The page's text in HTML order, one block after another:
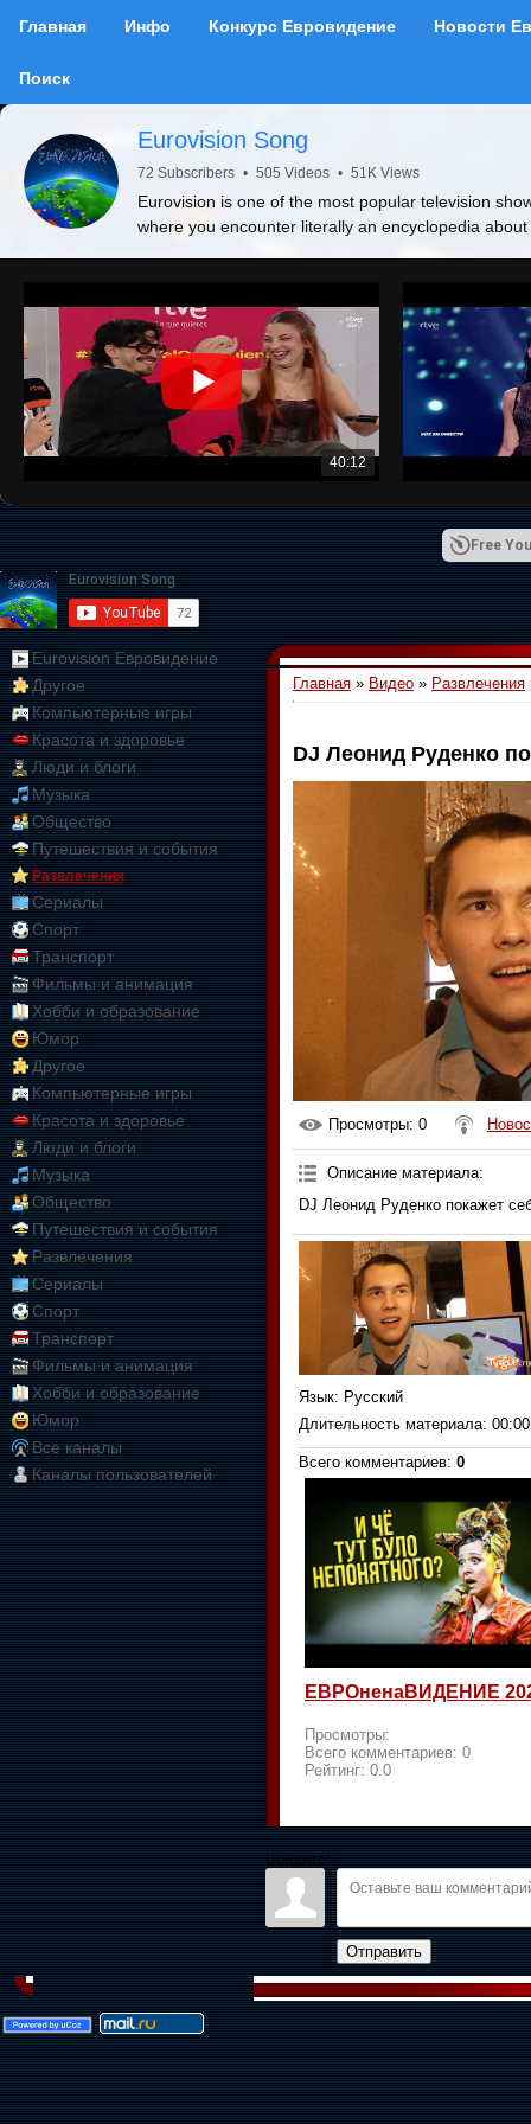
Главная Инфо Конкурс Евровидение Новости
Поиск
Eurovision Song
72 Subscribers • 505 Videos • 51K Views
Eurovision is one of the most popular television
where you encounter literally an encyclopedia
40:12
Free
Eurovision Евровидение
Другое
Компьютерные игры
Красота и здоровье
Люди и блоги
Музыка
Общество
Путешествия и события
Развлечения
Сериалы
Спорт
Транспорт
Фильмы и анимация
Хобби и образование
Юмор
Другое
Компьютерные игры
Красота и здоровье
Люди и блоги
Музыка
Общество
Путешествия и события
Развлечения
Сериалы
Спорт
Транспорт
Фильмы и анимация
Хобби и образование
Юмор
Все каналы
Каналы пользователей
Главная » Видео » Развлечения
DJ Леонид Руденко
Просмотры: 0
Описание материала:
DJ Леонид Руденко покажет
Язык: Русский
Длительность материала:
Всего комментариев: 0
ЕВРОненаВИДЕНИЕ
Просмотры:
Всего комментариев: 0
Рейтинг: 0.0
Войдите:
Отправить